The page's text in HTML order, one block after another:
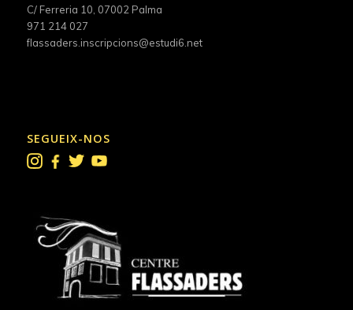
C/ Ferreria 10, 07002 Palma
971 214 027
flassaders.inscripcions@estudi6.net
SEGUEIX-NOS